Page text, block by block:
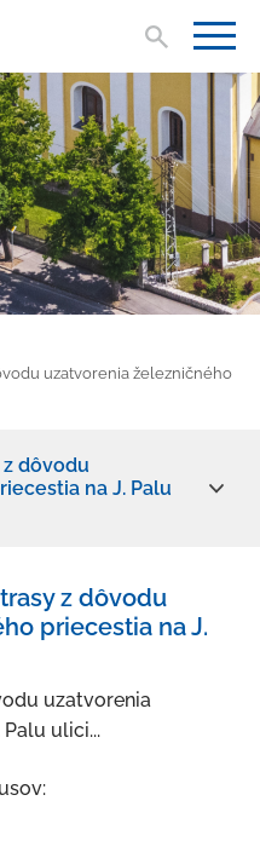
uzatvorenia železničného
z dôvodu
na J. Palu
z dôvodu
priecestia na J.
uzatvorenia
ulici...